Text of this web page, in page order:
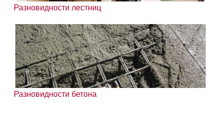
Разновидности лестниц
Разновидности бетона